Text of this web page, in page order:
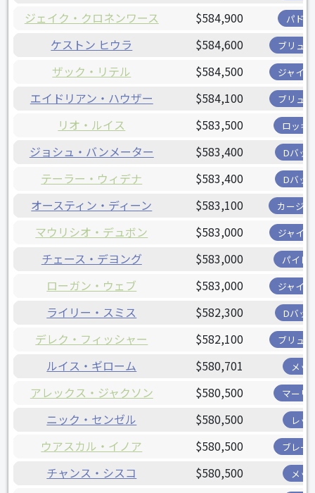
ジェイク・クロネンワース $584,900 パド
ケストン ヒウラ $584,600 ブリュ
ザック・リテル $584,500 ジャイ
エイドリアン・ハウザー $584,100 ブリュ
リオ・ルイス $583,500 ロッキ
ジョシュ・バンメーター $583,400 Dバッ
テーラー・ウィデナ $583,400 Dバッ
オースティン・ディーン $583,100 カージ
マウリシオ・デュボン $583,000 ジャイ
チェース・デヨング $583,000 パイレ
ローガン・ウェブ $583,000 ジャイ
ライリー・スミス $582,300 Dバッ
デレク・フィッシャー $582,100 ブリュ
ルイス・ギローム $580,701 メッ
アレックス・ジャクソン $580,500 マーリ
ニック・センゼル $580,500 レッ
ウアスカル・イノア $580,500 ブレー
チャンス・シスコ $580,500 メッ